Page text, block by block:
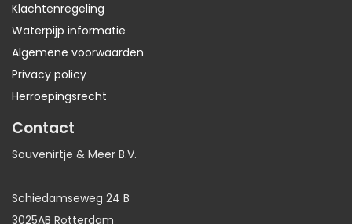
Klachtenregeling
Waterpijp informatie
Algemene voorwaarden
Privacy policy
Herroepingsrecht
Contact
Souvenirtje & Meer B.V.
Schiedamseweg 24 B
3025AB Rotterdam